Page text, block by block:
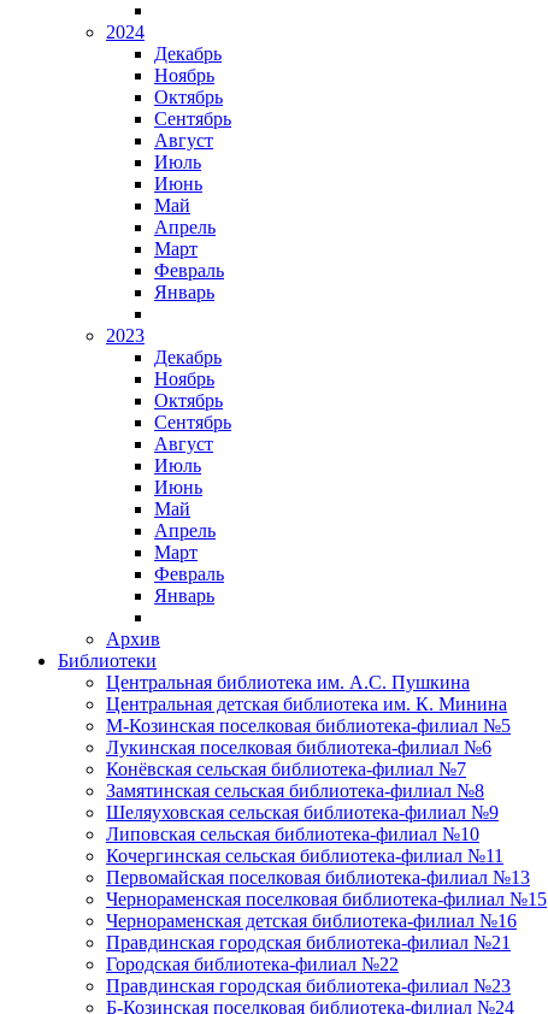
2024
Декабрь
Ноябрь
Октябрь
Сентябрь
Август
Июль
Июнь
Май
Апрель
Март
Февраль
Январь
2023
Декабрь
Ноябрь
Октябрь
Сентябрь
Август
Июль
Июнь
Май
Апрель
Март
Февраль
Январь
Архив
Библиотеки
Центральная библиотека им. А.С. Пушкина
Центральная детская библиотека им. К. Минина
М-Козинская поселковая библиотека-филиал №5
Лукинская поселковая библиотека-филиал №6
Конёвская сельская библиотека-филиал №7
Замятинская сельская библиотека-филиал №8
Шеляуховская сельская библиотека-филиал №9
Липовская сельская библиотека-филиал №10
Кочергинская сельская библиотека-филиал №11
Первомайская поселковая библиотека-филиал №13
Чернораменская поселковая библиотека-филиал №15
Чернораменская детская библиотека-филиал №16
Правдинская городская библиотека-филиал №21
Городская библиотека-филиал №22
Правдинская городская библиотека-филиал №23
Б-Козинская поселковая библиотека-филиал №24